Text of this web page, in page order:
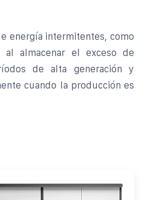
energía intermitentes, como
almacenar el exceso de
de alta generación y
cuando la producción es